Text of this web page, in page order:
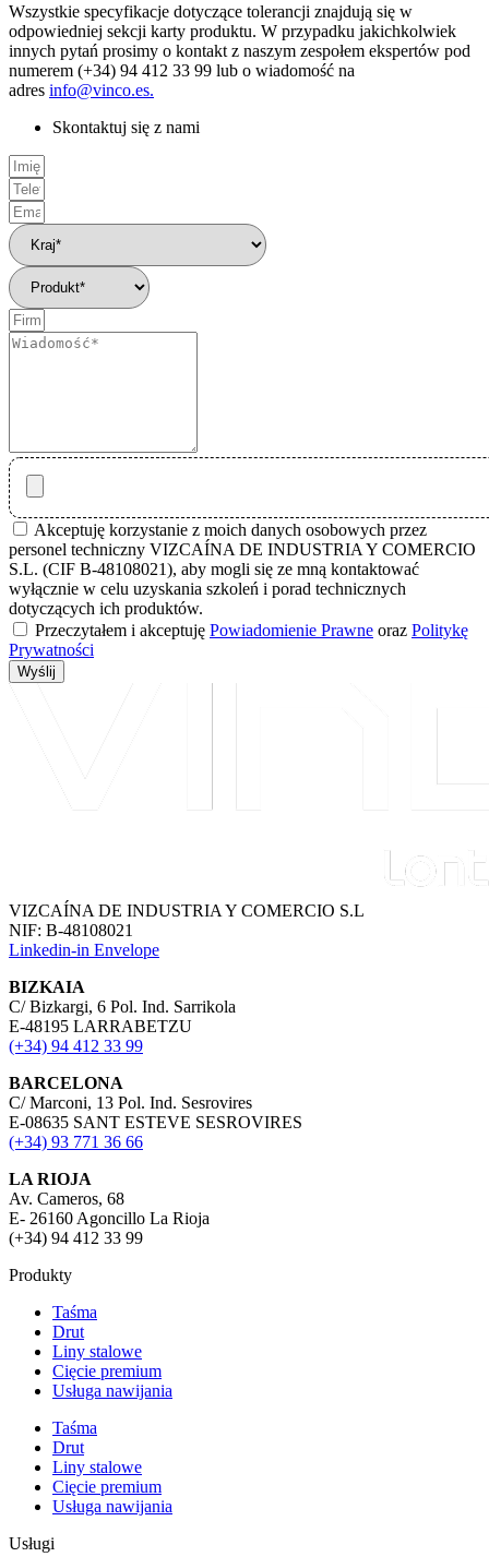
Wszystkie specyfikacje dotyczące tolerancji znajdują się w
odpowiedniej sekcji karty produktu. W przypadku jakichkolwiek
innych pytań prosimy o kontakt z naszym zespołem ekspertów pod
numerem (+34) 94 412 33 99 lub o wiadomość na
adres info@vinco.es.
Skontaktuj się z nami
Akceptuję korzystanie z moich danych osobowych przez
personel techniczny VIZCAÍNA DE INDUSTRIA Y COMERCIO
S.L. (CIF B-48108021), aby mogli się ze mną kontaktować
wyłącznie w celu uzyskania szkoleń i porad technicznych
dotyczących ich produktów.
Przeczytałem i akceptuję Powiadomienie Prawne oraz Politykę
Prywatności
Wyślij
VIZCAÍNA DE INDUSTRIA Y COMERCIO S.L
NIF: B-48108021
Linkedin-in Envelope
BIZKAIA
C/ Bizkargi, 6 Pol. Ind. Sarrikola
E-48195 LARRABETZU
(+34) 94 412 33 99
BARCELONA
C/ Marconi, 13 Pol. Ind. Sesrovires
E-08635 SANT ESTEVE SESROVIRES
(+34) 93 771 36 66
LA RIOJA
Av. Cameros, 68
E- 26160 Agoncillo La Rioja
(+34) 94 412 33 99
Produkty
Taśma
Drut
Liny stalowe
Cięcie premium
Usługa nawijania
Taśma
Drut
Liny stalowe
Cięcie premium
Usługa nawijania
Usługi